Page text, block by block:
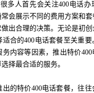
多人首先会关注400电话办
会展示不同的费用方案和
出合理的决策。无论是初
合的400电话套餐至关重要
内容等因素，推出特价400
择最合适的服务。
的特价400电话套餐，往往